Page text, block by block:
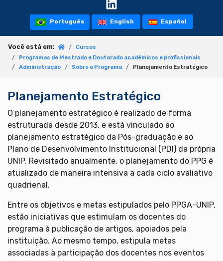
Português English Español
Você está em:
Cursos
Programas de Mestrado e Doutorado acadêmicos e profissionais
Administração
Sobre o Programa Planejamento Estratégico
Planejamento Estratégico
O planejamento estratégico é realizado de forma
estruturada desde 2013, e está vinculado ao
planejamento estratégico da Pós-graduação e ao
Plano de Desenvolvimento Institucional (PDI) da própria
UNIP. Revisitado anualmente, o planejamento do PPG é
atualizado de maneira intensiva a cada ciclo avaliativo
quadrienal.
Entre os objetivos e metas estipulados pelo PPGA-UNIP,
estão iniciativas que estimulam os docentes do
programa à publicação de artigos, apoiados pela
instituição. Ao mesmo tempo, estipula metas
associadas à participação dos docentes nos eventos